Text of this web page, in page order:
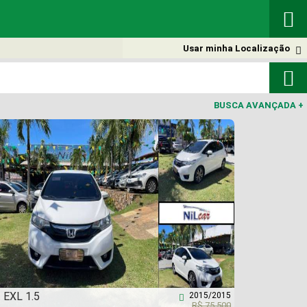


Usar minha Localização

BUSCA AVANÇADA +
1.5 2015/2015
